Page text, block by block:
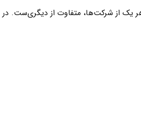
یک از شرکت‌ها، متفاوت از دیگری‌ست. در